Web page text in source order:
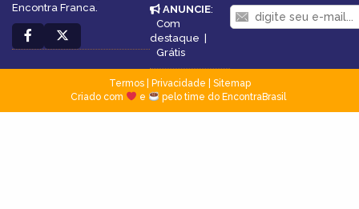
Encontra Franca.
ANUNCIE:
Com
destaque
Grátis
Termos| Privacidade
Sitemap
Criado com
e pelo time do EncontraBrasil